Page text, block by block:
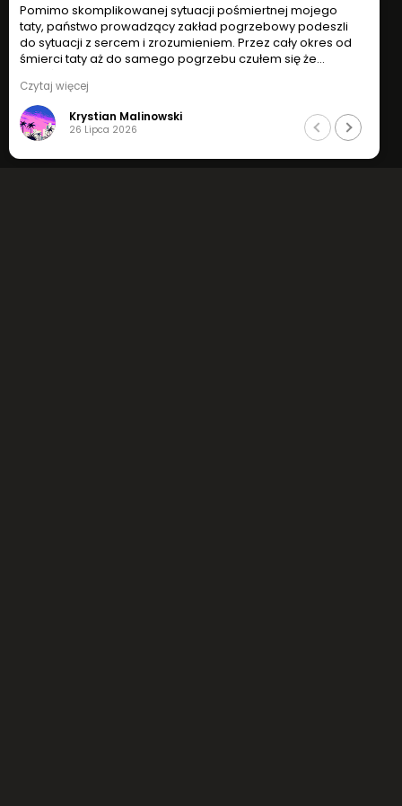
sytuacji pośmiertnej mojego
prowadzący zakład pogrzebowy podeszli
i zrozumieniem. Przez cały okres od
do samego pogrzebu czułem się że
zrozumienie i indywidualne podejście do
polecam !
Malinowski
2026
Pomimo
taty, państwo
do sytuacji z
śmierci taty aż do
Jak najbardziej
Krystian
26 Lipca